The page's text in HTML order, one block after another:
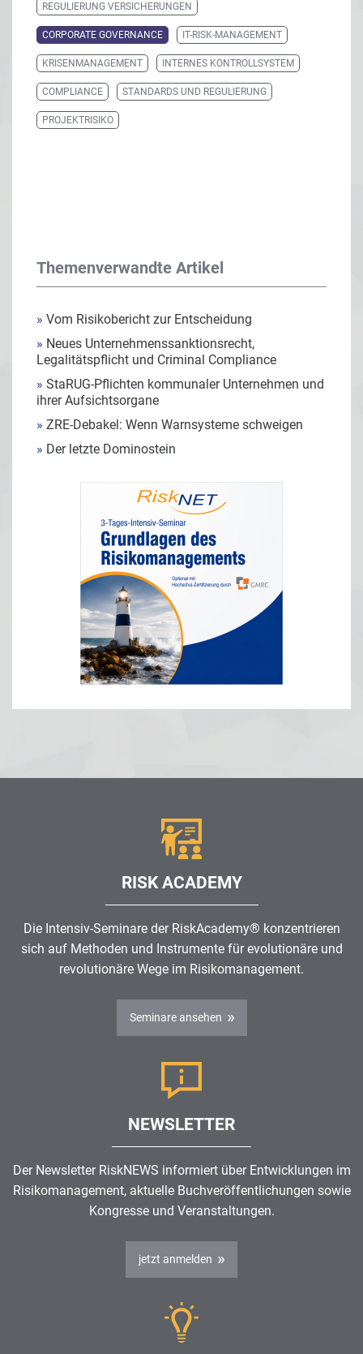
REGULIERUNG VERSICHERUNGEN
CORPORATE GOVERNANCE IT-RISK-MANAGEMENT
KRISENMANAGEMENT INTERNES KONTROLLSYSTEM
COMPLIANCE STANDARDS UND REGULIERUNG
PROJEKTRISIKO
Themenverwandte Artikel
» Vom Risikobericht zur Entscheidung
» Neues Unternehmenssanktionsrecht,
Legalitätspflicht und Criminal Compliance
» StaRUG-Pflichten kommunaler Unternehmen und
ihrer Aufsichtsorgane
» ZRE-Debakel: Wenn Warnsysteme schweigen
» Der letzte Dominostein
RISK ACADEMY
Die Intensiv-Seminare der RiskAcademy® konzentrieren
sich auf Methoden und Instrumente für evolutionäre und
revolutionäre Wege im Risikomanagement.
Seminare ansehen
NEWSLETTER
Der Newsletter RiskNEWS informiert über Entwicklungen im
Risikomanagement, aktuelle Buchveröffentlichungen sowie
Kongresse und Veranstaltungen.
jetzt anmelden